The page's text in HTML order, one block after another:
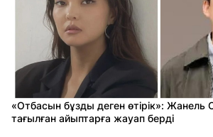
«Отбасын бұзды деген өтірік»: Жанель
тағылған айыптарға жауап берді